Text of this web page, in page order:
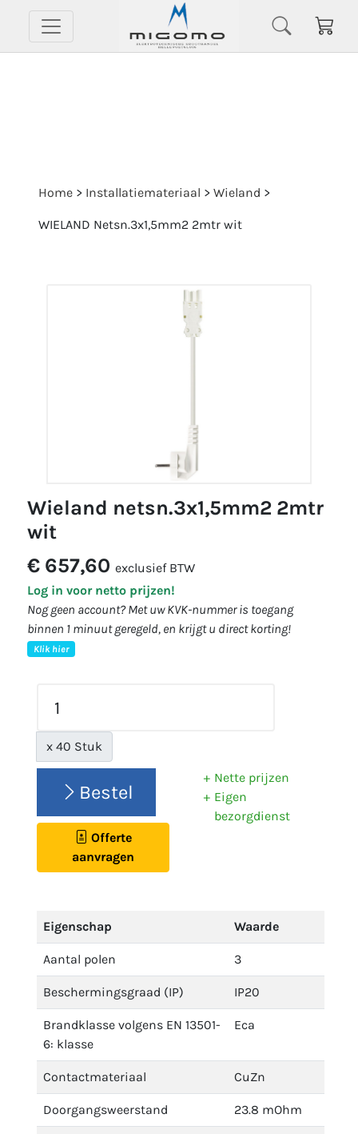
Home > Installatiemateriaal > Wieland >
WIELAND Netsn.3x1,5mm2 2mtr wit
wieland netsn.3x1,5mm2 2mtr
wit
€ 657,60 exclusief BTW
Log in voor netto prijzen!
Nog geen account? Met uw KVK-nummer is toegang
binnen 1 minuut geregeld, en krijgt u direct korting!
Klik hier
x 40 Stuk
Bestel
Offerte
aanvragen
Nette prijzen
Eigen
bezorgdienst
Eigenschap Waarde
Aantal polen 3
Beschermingsgraad (IP) IP20
Brandklasse volgens EN 13501-
6: klasse
Eca
Contactmateriaal CuZn
Doorgangsweerstand 23.8 mOhm